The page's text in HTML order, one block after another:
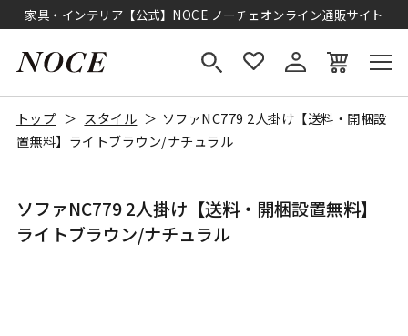
家具・インテリア【公式】NOCE ノーチェオンライン通販サイト
トップ スタイル
ソファNC779 2人掛け【送料・開梱設
置無料】ライトブラウン/ナチュラル
ソファNC779 2人掛け【送料・開梱設置無料】
ライトブラウン/ナチュラル